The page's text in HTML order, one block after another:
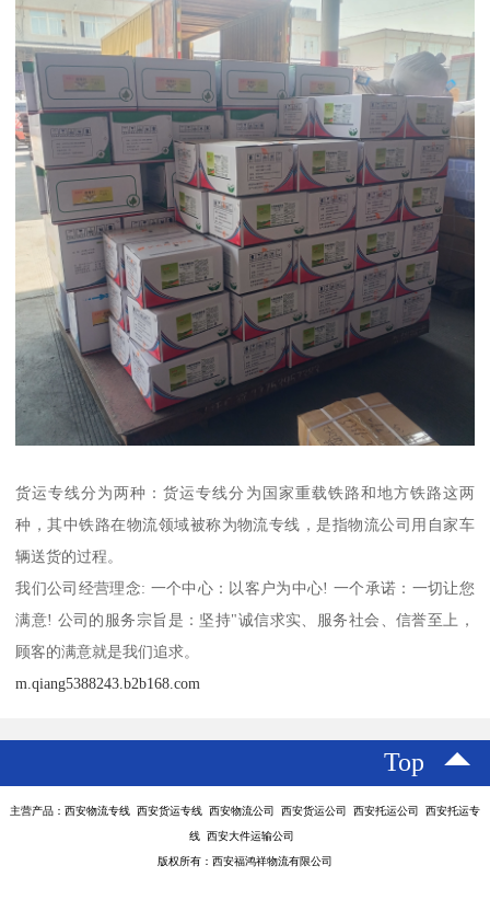
货运专线分为两种：货运专线分为国家重载铁路和地方铁路这两
种，其中铁路在物流领域被称为物流专线，是指物流公司用自家车
辆送货的过程。
我们公司经营理念: 一个中心：以客户为中心! 一个承诺：一切让您
满意! 公司的服务宗旨是：坚持"诚信求实、服务社会、信誉至上，
顾客的满意就是我们追求。
m.qiang5388243.b2b168.com
Top
主营产品：西安物流专线 西安货运专线 西安物流公司 西安货运公司 西安托运公司 西安托运专
线 西安大件运输公司
版权所有：西安福鸿祥物流有限公司